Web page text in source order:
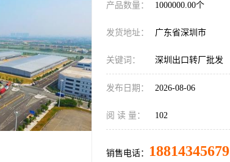
产品数量： 1000000.00个
发货地址： 广东省深圳市
关键词： 深圳出口转厂批发
发布日期： 2026-08-06
阅 读 量： 102
销售电话： 18814345679